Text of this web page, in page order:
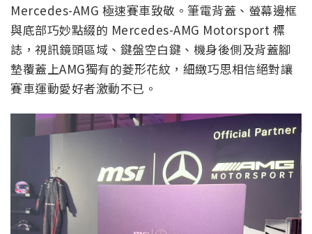
Mercedes-AMG 極速賽車致敬。筆電背蓋、螢幕邊框
與底部巧妙點綴的 Mercedes-AMG Motorsport 標
誌，視訊鏡頭區域、鍵盤空白鍵、機身後側及背蓋腳
墊覆蓋上AMG獨有的菱形花紋，細緻巧思相信絕對讓
賽車運動愛好者激動不已。